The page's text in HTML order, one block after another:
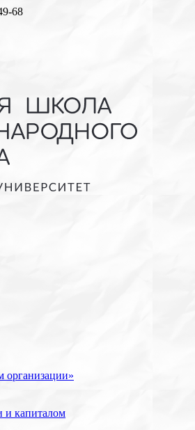
68
и капиталом